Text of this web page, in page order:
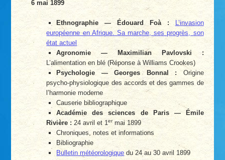
6 mai 1899
Ethnographie — Édouard Foà :
L’invasion
européenne en Afrique. Sa marche, ses progrès, son
état actuel
Agronomie — Maximilian Pavlovski :
L’alimentation en blé (Réponse à Williams Crookes)
Psychologie — Georges Bonnal : Origine
psycho-physiologique des accords et des gammes de
l’harmonie moderne
Causerie bibliographique
Académie des sciences de Paris — Émile
Rivière : 24 avril et 1ermai 1899
Chroniques, notes et informations
Bibliographie
Bulletin météorologiquedu 24 au 30 avril 1899